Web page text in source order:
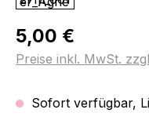
Regulärer Preis:
5,00 €
Preise inkl. MwSt.
Sofort verfügbar,